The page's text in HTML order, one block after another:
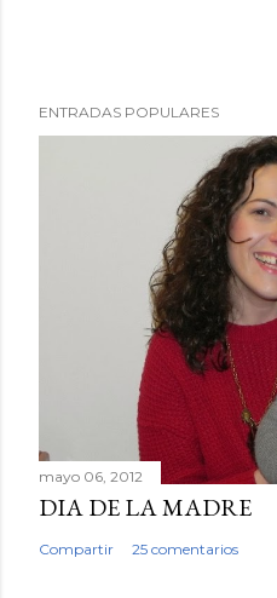
u
m
e
t
ENTRADAS POPULARES
mayo 06, 2012
DIA DE LA MADRE
Compartir 25 comentarios